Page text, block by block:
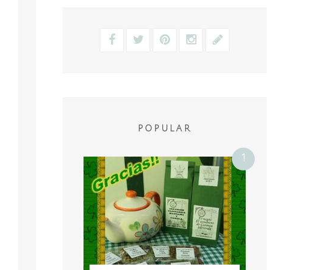
POPULAR